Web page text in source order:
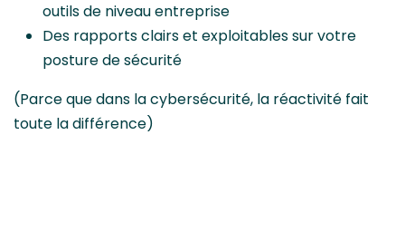
outils de niveau entreprise
Des rapports clairs et exploitables sur votre
posture de sécurité
(Parce que dans la cybersécurité, la réactivité fait
toute la différence)